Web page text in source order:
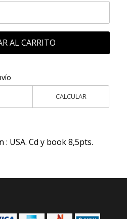
AL CARRITO
CALCULAR
: USA. Cd y book 8,5pts.